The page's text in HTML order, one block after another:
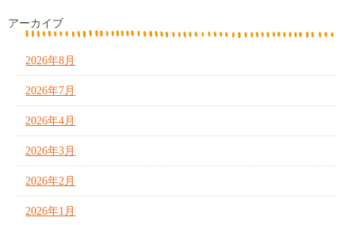
アーカイブ
2026年8月
2026年7月
2026年4月
2026年3月
2026年2月
2026年1月